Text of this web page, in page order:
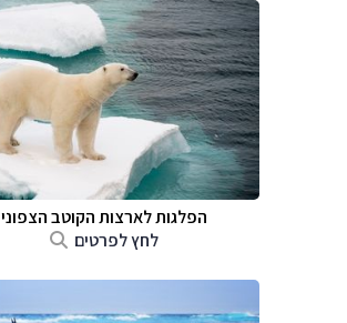
הפלגות לארצות הקוטב הצפוני
לחץ לפרטים